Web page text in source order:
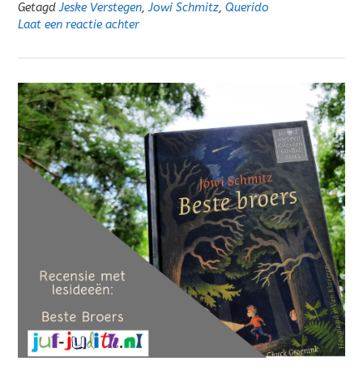
GetagdJeske Verstegen,Jowi Schmitz, Querido
Laat een reactie achter